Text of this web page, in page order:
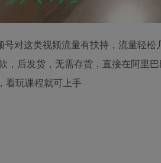
对这类视频流量有扶持，流量轻
后发货，无需存货，直接在阿里
看玩课程就可上手